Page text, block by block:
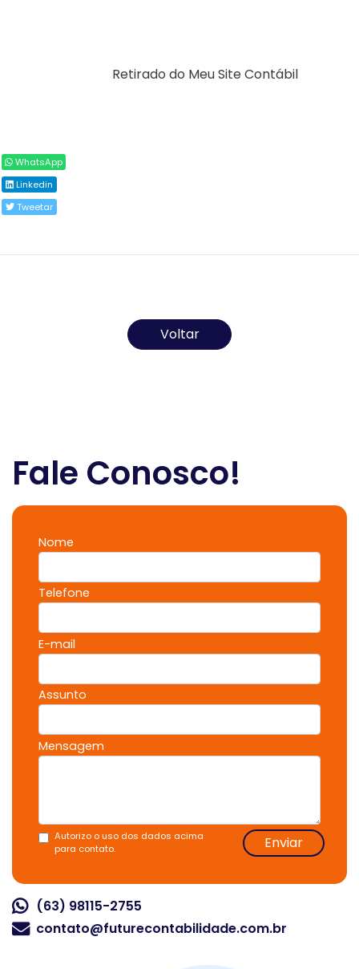
Retirado do Meu Site Contábil
WhatsApp
Linkedin
Tweetar
Voltar
Fale Conosco!
Nome
Telefone
E-mail
Assunto
Mensagem
Autorizo o uso dos dados acima
para contato.
Enviar
(63) 98115-2755
contato@futurecontabilidade.com.br